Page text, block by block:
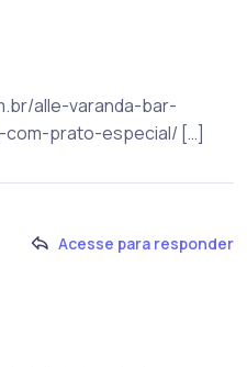
alle-varanda-bar-
prato-especial/ […]
Acesse para responder